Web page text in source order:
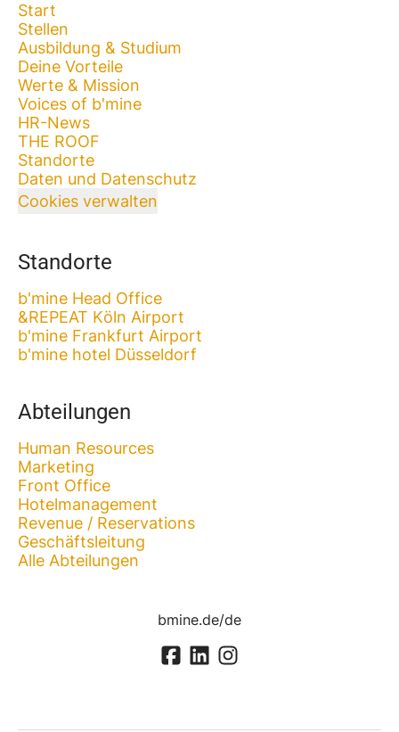
Start
Stellen
Ausbildung & Studium
Deine Vorteile
Werte & Mission
Voices of b'mine
HR-News
THE ROOF
Standorte
Daten und Datenschutz
Cookies verwalten
Standorte
b'mine Head Office
&REPEAT Köln Airport
b'mine Frankfurt Airport
b'mine hotel Düsseldorf
Abteilungen
Human Resources
Marketing
Front Office
Hotelmanagement
Revenue / Reservations
Geschäftsleitung
Alle Abteilungen
bmine.de/de